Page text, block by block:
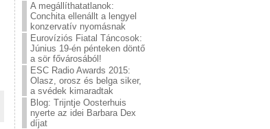
A megállíthatatlanok:
Conchita ellenállt a lengyel
konzervatív nyomásnak
Eurovíziós Fiatal Táncosok:
Június 19-én pénteken döntő
a sör fővárosából!
ESC Radio Awards 2015:
Olasz, orosz és belga siker,
a svédek kimaradtak
Blog: Trijntje Oosterhuis
nyerte az idei Barbara Dex
díjat